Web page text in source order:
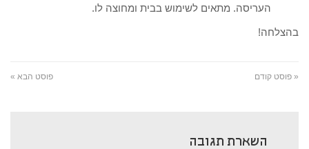
העריסה. מתאים לשימוש בבית ומחוצה לו.
בהצלחה!
« פוסט קודם פוסט הבא »
השארת תגובה